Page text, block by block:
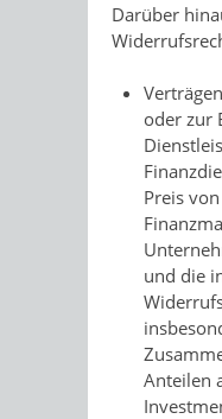
Darüber
oder zur
Preis
und die
Anteilen